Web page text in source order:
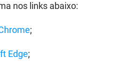
nos links abaixo:
;
Edge;